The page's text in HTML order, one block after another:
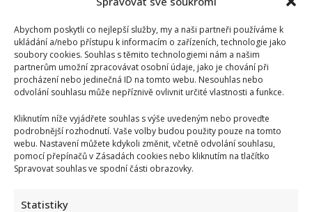
Abychom poskytli co nejlepší služby, my a naši partneři používáme k
ukládání a/nebo přístupu k informacím o zařízeních, technologie jako
soubory cookies. Souhlas s těmito technologiemi nám a našim
partnerům umožní zpracovávat osobní údaje, jako je chování při
procházení nebo jedinečná ID na tomto webu. Nesouhlas nebo
odvolání souhlasu může nepříznivě ovlivnit určité vlastnosti a funkce.
Kliknutím níže vyjádřete souhlas s výše uvedeným nebo proveďte
podrobnější rozhodnutí. Vaše volby budou použity pouze na tomto
webu. Nastavení můžete kdykoli změnit, včetně odvolání souhlasu,
pomocí přepínačů v Zásadách cookies nebo kliknutím na tlačítko
Spravovat souhlas ve spodní části obrazovky.
Statistiky